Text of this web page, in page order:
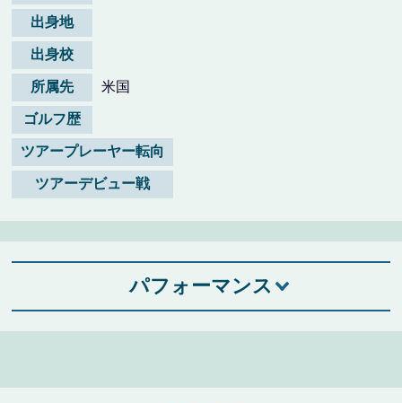
出身地
出身校
所属先
米国
ゴルフ歴
ツアープレーヤー転向
ツアーデビュー戦
パフォーマンス